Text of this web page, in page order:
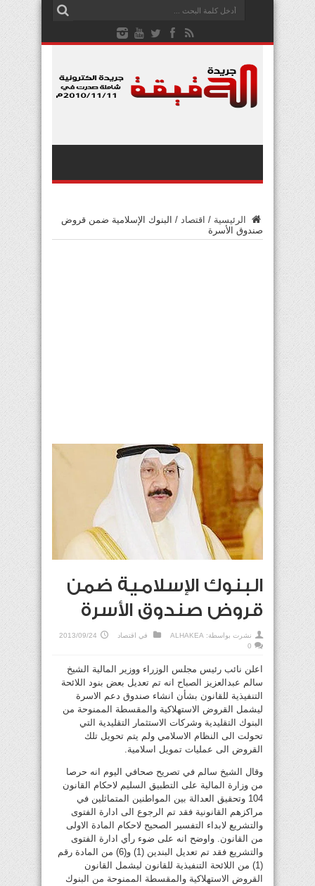
الرئيسية / اقتصاد / البنوك الإسلامية ضمن قروض
صندوق الأسرة
البنوك الإسلامية ضمن
قروض صندوق الأسرة
نشرت بواسطة: ALHAKEA في اقتصاد
2013/09/24
0
اعلن نائب رئيس مجلس الوزراء ووزير المالية الشيخ
سالم عبدالعزيز الصباح انه تم تعديل بعض بنود اللائحة
التنفيذية للقانون بشأن انشاء صندوق دعم الاسرة
ليشمل القروض الاستهلاكية والمقسطة الممنوحة من
البنوك التقليدية وشركات الاستثمار التقليدية التي
تحولت الى النظام الاسلامي ولم يتم تحويل تلك
القروض الى عمليات تمويل اسلامية.
وقال الشيخ سالم في تصريح صحافي اليوم انه حرصا
من وزارة المالية على التطبيق السليم لاحكام القانون
104 وتحقيق العدالة بين المواطنين المتماثلين في
مراكزهم القانونية فقد تم الرجوع الى ادارة الفتوى
والتشريع لابداء التفسير الصحيح لاحكام المادة الاولى
من القانون. واوضح انه على ضوء رأي ادارة الفتوى
والتشريع فقد تم تعديل البندين (1) و(6) من المادة رقم
(1) من اللائحة التنفيذية للقانون ليشمل القانون
القروض الاستهلاكية والمقسطة الممنوحة من البنوك